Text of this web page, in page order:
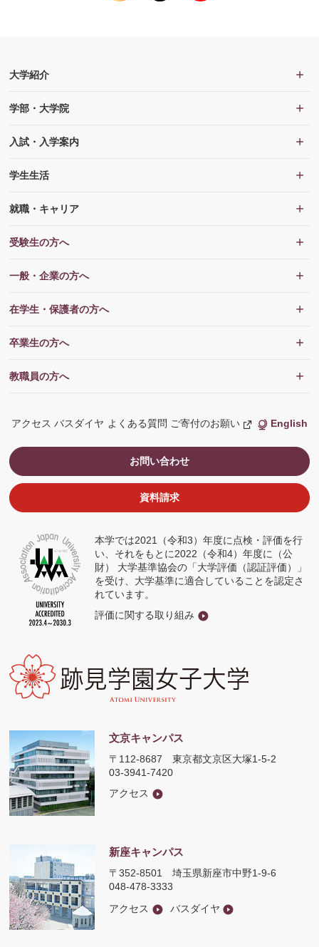
文京キャンパス
〒112-8687東京都文京区大塚1-5-2
03-3941-7420
アクセス
新座キャンパス
〒352-8501埼玉県新座市中野1-9-6
048-478-3333
アクセス
バスダイヤ
本学では2021（令和3）年度に点検・評価を行
い、それをもとに2022（令和4）年度に（公
財） 大学基準協会の「大学評価（認証評価）」
を受け、大学基準に適合していることを認定さ
れています。
評価に関する取り組み
大学紹介
学部・大学院
入試・入学案内
学生生活
就職・キャリア
受験生の方へ
一般・企業の方へ
在学生・保護者の方へ
卒業生の方へ
教職員の方へ
アクセス バスダイヤ よくある質問 ご寄付のお願い
新
し
ン
ド
開
English
お問い合わせ
資料請求